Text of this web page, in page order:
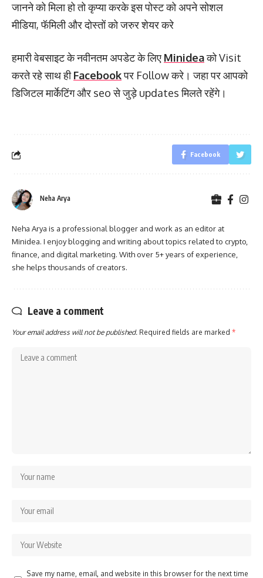
जानने को मिला हो तो कृप्या करके इस पोस्ट को अपने सोशल
मीडिया, फॅमिली और दोस्तों को जरुर शेयर करे
हमारी वेबसाइट के नवीनतम अपडेट के लिए Minideaको Visit
करते रहे साथ हीFacebookपर Follow करे। जहा पर आपको
डिजिटल मार्केटिंग और seo से जुड़े updates मिलते रहेंगे।
Facebook
Neha Arya
Neha Arya is a professional blogger and work as an editor at
Minidea. I enjoy blogging and writing about topics related to crypto,
finance, and digital marketing. With over 5+ years of experience,
she helps thousands of creators.
Leave a comment
Your email address will not be published. Required fields are marked *
Save my name, email, and website in this browser for the next time